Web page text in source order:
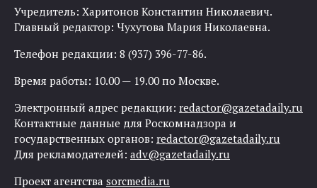
Учредитель: Харитонов Константин Николаевич.
Главный редактор: Чухутова Мария Николаевна.
Телефон редакции: 8 (937) 396-77-86.
Время работы: 10.00 — 19.00 по Москве.
Электронный адрес редакции: redactor@gazetadaily.ru
Контактные данные для Роскомнадзора и
государственных органов: redactor@gazetadaily.ru
Для рекламодателей: adv@gazetadaily.ru
Проект агентства sorcmedia.ru